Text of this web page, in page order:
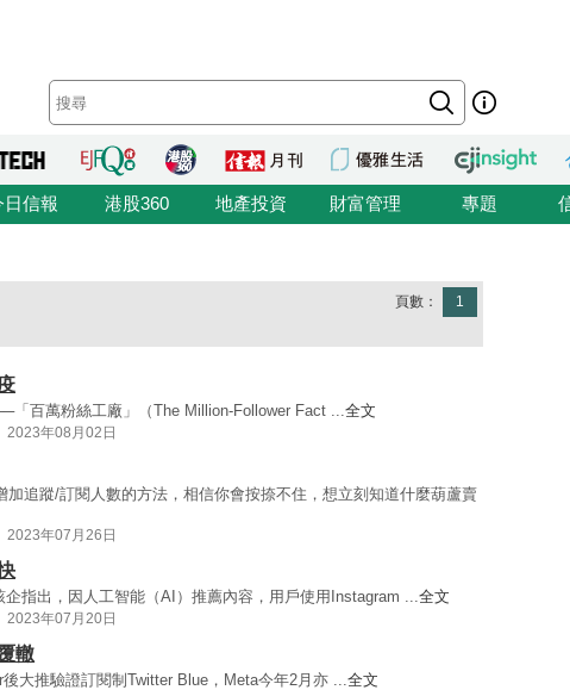
日信報 港股360 地產投資 財富管理 專題
頁數： 1
「百萬粉絲工廠」（The Million-Follower Fact ...全文
2023年08月02日
追蹤/訂閱人數的方法，相信你會按捺不住，想立刻知道什麼葫蘆賣
2023年07月26日
指出，因人工智能（AI）推薦內容，用戶使用Instagram ...全文
2023年07月20日
轍
大推驗證訂閱制Twitter Blue，Meta今年2月亦 ...全文